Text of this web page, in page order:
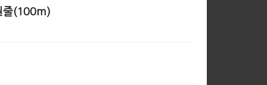
줄(100m)